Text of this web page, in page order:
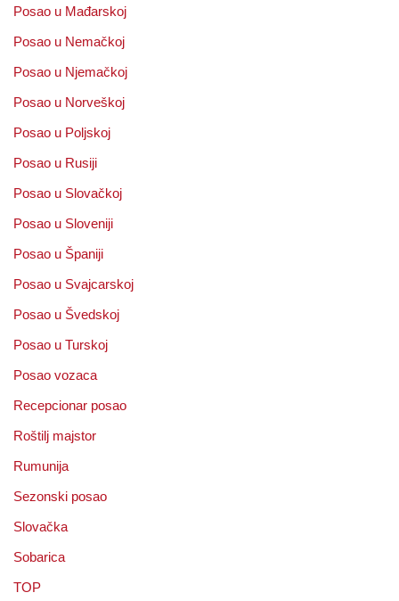
Posao u Mađarskoj
Posao u Nemačkoj
Posao u Njemačkoj
Posao u Norveškoj
Posao u Poljskoj
Posao u Rusiji
Posao u Slovačkoj
Posao u Sloveniji
Posao u Španiji
Posao u Svajcarskoj
Posao u Švedskoj
Posao u Turskoj
Posao vozaca
Recepcionar posao
Roštilj majstor
Rumunija
Sezonski posao
Slovačka
Sobarica
TOP